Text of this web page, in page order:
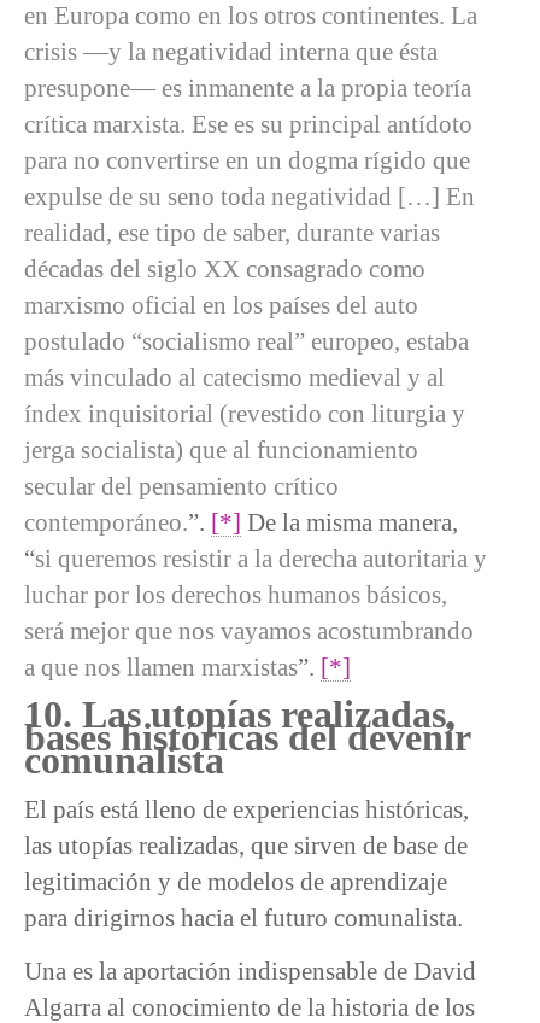
en Europa como en los otros continentes. La
crisis —y la negatividad interna que ésta
presupone— es inmanente a la propia teoría
crítica marxista. Ese es su principal antídoto
para no convertirse en un dogma rígido que
expulse de su seno toda negatividad […] En
realidad, ese tipo de saber, durante varias
décadas del siglo XX consagrado como
marxismo oficial en los países del auto
postulado “socialismo real” europeo, estaba
más vinculado al catecismo medieval y al
índex inquisitorial (revestido con liturgia y
jerga socialista) que al funcionamiento
secular del pensamiento crítico
contemporáneo.”. [*] De la misma manera,
“si queremos resistir a la derecha autoritaria y
luchar por los derechos humanos básicos,
será mejor que nos vayamos acostumbrando
a que nos llamen marxistas”. [*]
10. Las utopías realizadas,
bases históricas del devenir
comunalista
El país está lleno de experiencias históricas,
las utopías realizadas, que sirven de base de
legitimación y de modelos de aprendizaje
para dirigirnos hacia el futuro comunalista.
Una es la aportación indispensable de David
Algarra al conocimiento de la historia de los